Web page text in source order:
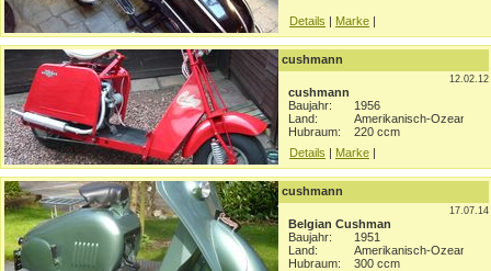
Details | Marke |
cushmann
12.02.12
cushmann
Baujahr:
1956
Land:
Amerikanisch-Ozeanien
Hubraum:
220 ccm
Details | Marke |
cushmann
17.07.14
Belgian Cushman
Baujahr:
1951
Land:
Amerikanisch-Ozeanien
Hubraum:
300 ccm